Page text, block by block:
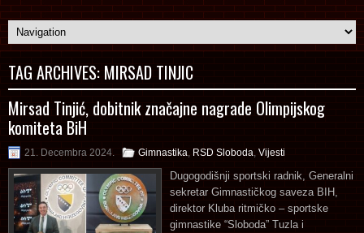
TAG ARCHIVES: MIRSAD TINJIC
Mirsad Tinjić, dobitnik značajne nagrade Olimpijskog
komiteta BiH
21. Decembra 2024. Gimnastika RSD Sloboda Vijesti
Dugogodišnji sportski radnik, Generalni
sekretar Gimnastičkog saveza BIH,
direktor Kluba ritmičko – sportske
gimnastike “Sloboda” Tuzla i